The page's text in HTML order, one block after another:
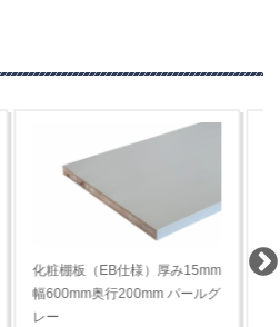
化粧棚板（EB仕様）厚み15mm
幅600mm奥行200mm ダークグ
レー